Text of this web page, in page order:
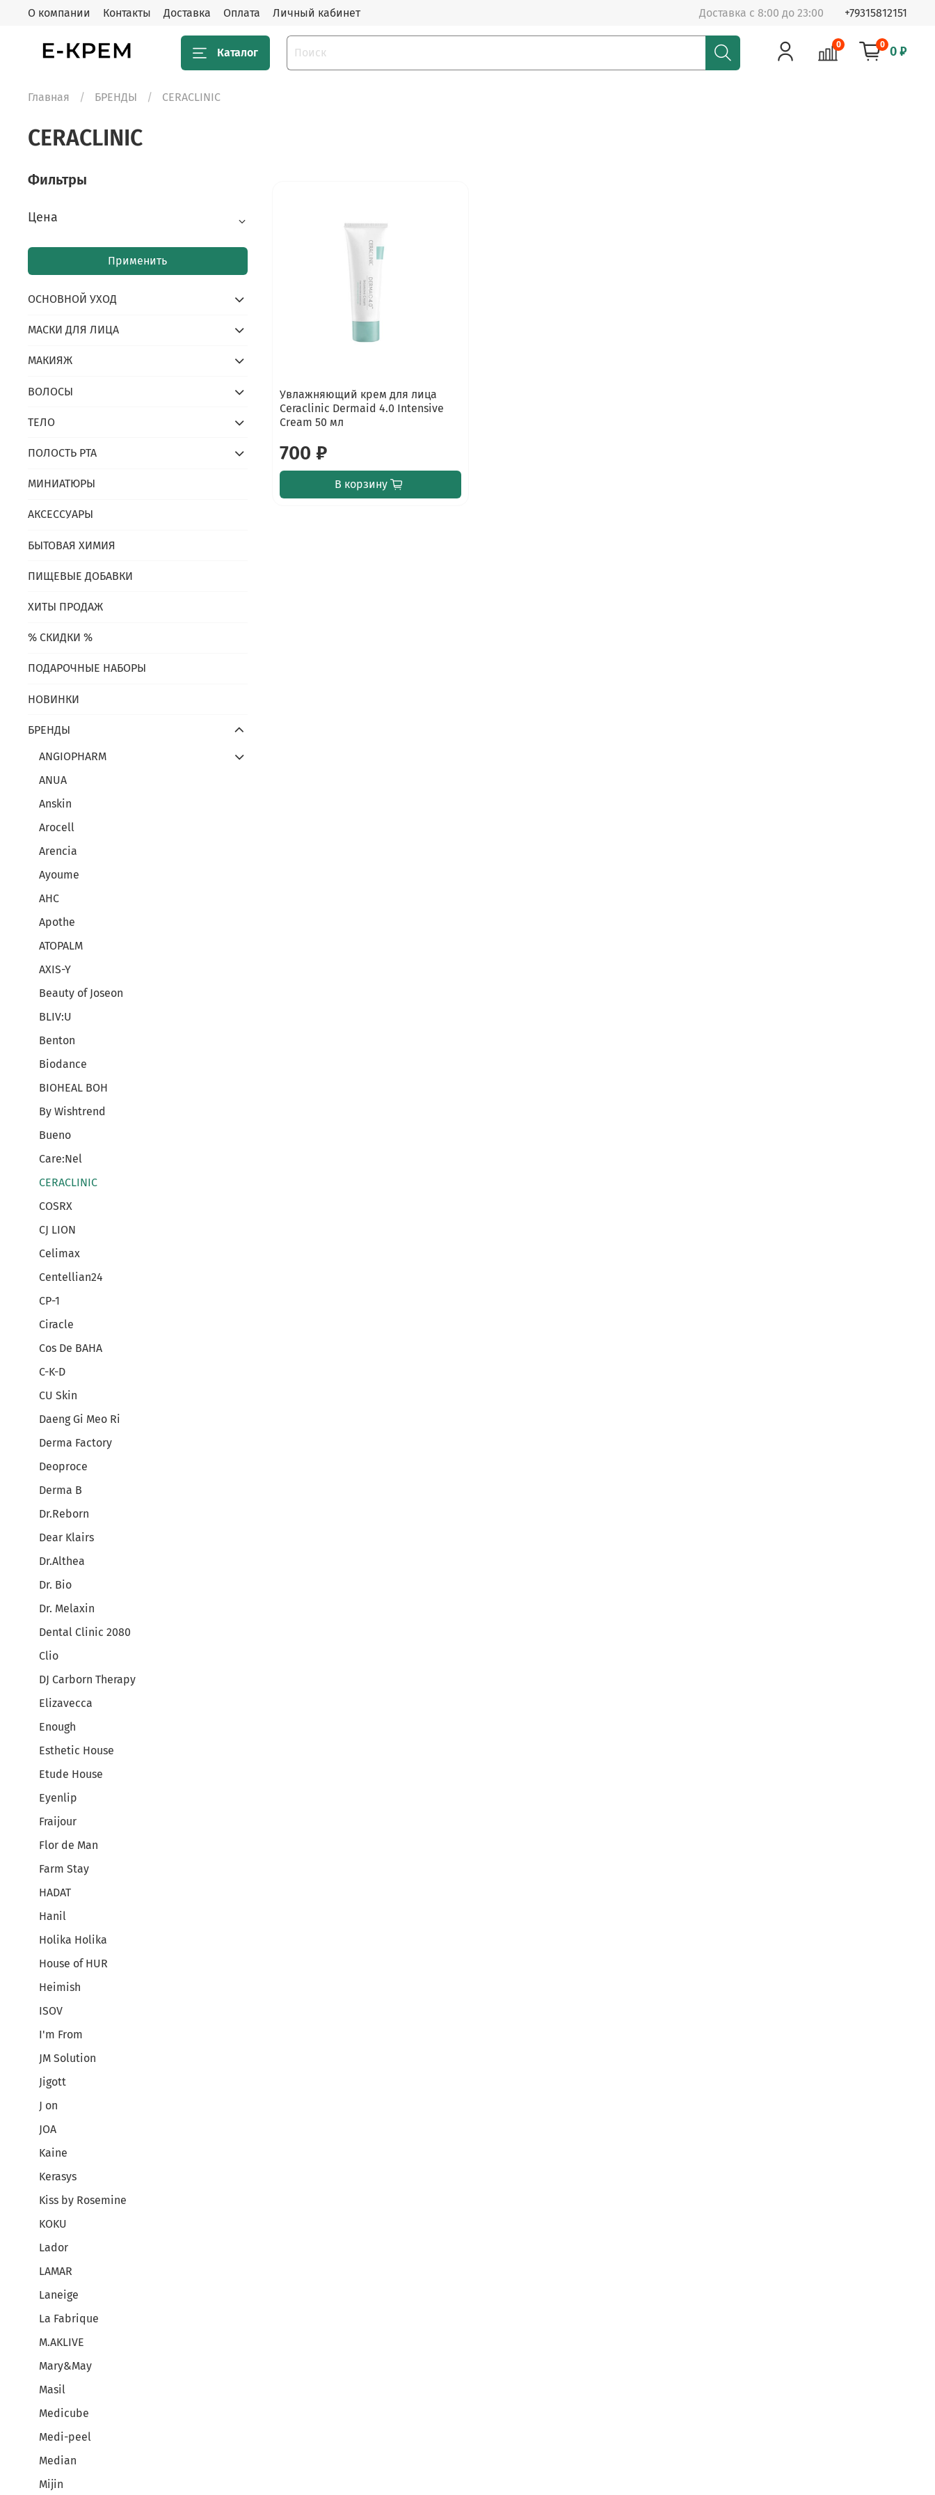
О компании Контакты Доставка Оплата Личный кабинет Доставка с 8:00 до 23:00 +79315812151
Каталог
0 0 0 ₽
Главная БРЕНДЫ CERACLINIC
CERACLINIC
Увлажняющий крем для лица
Ceraclinic Dermaid 4.0 Intensive
Cream 50 мл
700 ₽
В корзину
Фильтры
Цена
Применить
ОСНОВНОЙ УХОД
МАСКИ ДЛЯ ЛИЦА
МАКИЯЖ
ВОЛОСЫ
ТЕЛО
ПОЛОСТЬ РТА
МИНИАТЮРЫ
АКСЕССУАРЫ
БЫТОВАЯ ХИМИЯ
ПИЩЕВЫЕ ДОБАВКИ
ХИТЫ ПРОДАЖ
% СКИДКИ %
ПОДАРОЧНЫЕ НАБОРЫ
НОВИНКИ
БРЕНДЫ
ANGIOPHARM
ANUA
Anskin
Arocell
Arencia
Ayoume
AHC
Apothe
ATOPALM
AXIS-Y
Beauty of Joseon
BLIV:U
Benton
Biodance
BIOHEAL BOH
By Wishtrend
Bueno
Care:Nel
CERACLINIC
COSRX
CJ LION
Celimax
Centellian24
CP-1
Ciracle
Cos De BAHA
C-K-D
CU Skin
Daeng Gi Meo Ri
Derma Factory
Deoproce
Derma B
Dr.Reborn
Dear Klairs
Dr.Althea
Dr. Bio
Dr. Melaxin
Dental Clinic 2080
Clio
DJ Carborn Therapy
Elizavecca
Enough
Esthetic House
Etude House
Eyenlip
Fraijour
Flor de Man
Farm Stay
HADAT
Hanil
Holika Holika
House of HUR
Heimish
ISOV
I'm From
JM Solution
Jigott
J on
JOA
Kaine
Kerasys
Kiss by Rosemine
KOKU
Lador
LAMAR
Laneige
La Fabrique
M.AKLIVE
Mary&May
Masil
Medicube
Medi-peel
Median
Mijin